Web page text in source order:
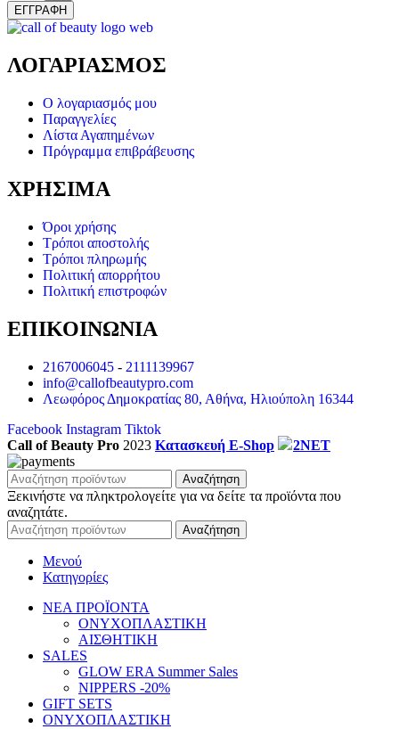
ΕΓΓΡΑΦΗ
ΛΟΓΑΡΙΑΣΜΟΣ
Ο λογαριασμός μου
Παραγγελίες
Λίστα Αγαπημένων
Πρόγραμμα επιβράβευσης
ΧΡΗΣΙΜΑ
Όροι χρήσης
Τρόποι αποστολής
Τρόποι πληρωμής
Πολιτική απορρήτου
Πολιτική επιστροφών
ΕΠΙΚΟΙΝΩΝΙΑ
2167006045 - 2111139967
info@callofbeautypro.com
Λεωφόρος Δημοκρατίας 80, Αθήνα, Ηλιούπολη 16344
Facebook Instagram Tiktok
Call of Beauty Pro 2023 Κατασκευή E-Shop 2NET
Αναζήτηση
Ξεκινήστε να πληκτρολογείτε για να δείτε τα προϊόντα που
αναζητάτε.
Αναζήτηση
Μενού
Κατηγορίες
ΝΕΑ ΠΡΟΪΟΝΤΑ
ΟΝΥΧΟΠΛΑΣΤΙΚΗ
ΑΙΣΘΗΤΙΚΗ
SALES
GLOW ERA Summer Sales
NIPPERS -20%
GIFT SETS
ΟΝΥΧΟΠΛΑΣΤΙΚΗ